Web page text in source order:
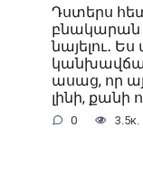
Դստերս
բնակարան
նայելու․
ասաց, որ
լինի, քանի
0 3.5к.